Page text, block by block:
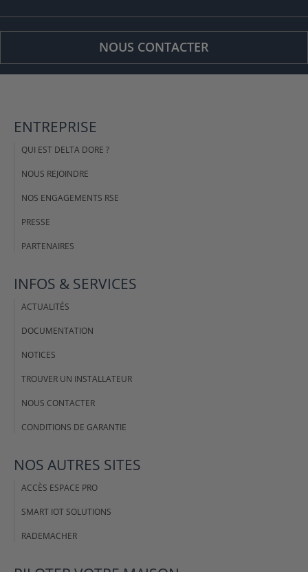
NOUS CONTACTER
ENTREPRISE
QUI EST DELTA DORE ?
NOUS REJOINDRE
NOS ENGAGEMENTS RSE
PRESSE
PARTENAIRES
INFOS & SERVICES
ACTUALITÉS
DOCUMENTATION
NOTICES
TROUVER UN INSTALLATEUR
NOUS CONTACTER
CONDITIONS DE GARANTIE
NOS AUTRES SITES
ACCÈS ESPACE PRO
SMART IOT SOLUTIONS
RADEMACHER